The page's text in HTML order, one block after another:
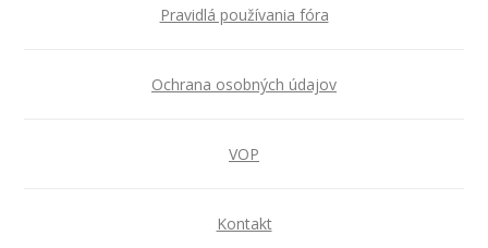
Pravidlá používania fóra
Ochrana osobných údajov
VOP
Kontakt